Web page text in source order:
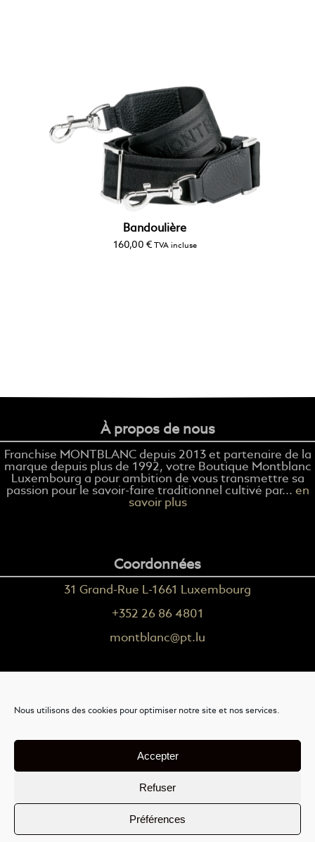
Nous utilisons des cookies pour optimiser notre site et nos services.
Accepter
Refuser
Préférences
Bandoulière
160,00 € TVA incluse
À propos de nous
Franchise MONTBLANC depuis 2013 et partenaire de la
marque depuis plus de 1992, votre Boutique Montblanc
Luxembourg a pour ambition de vous transmettre sa
passion pour le savoir-faire traditionnel cultivé par... en
savoir plus
Coordonnées
31 Grand-Rue L-1661 Luxembourg
+352 26 86 4801
montblanc@pt.lu
Mention légales